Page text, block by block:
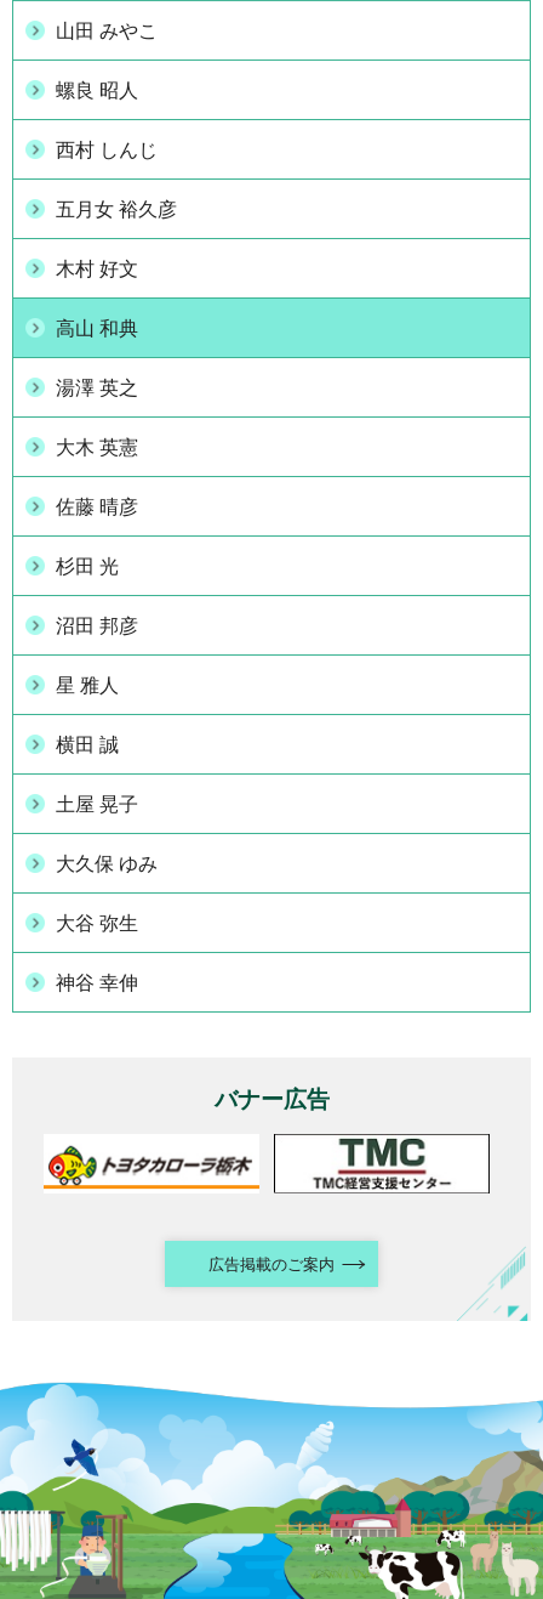
山田 みやこ
螺良 昭人
西村 しんじ
五月女 裕久彦
木村 好文
高山 和典
湯澤 英之
大木 英憲
佐藤 晴彦
杉田 光
沼田 邦彦
星 雅人
横田 誠
土屋 晃子
大久保 ゆみ
大谷 弥生
神谷 幸伸
バナー広告
広告掲載のご案内